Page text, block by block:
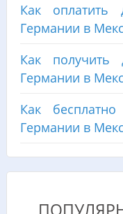
Как оплатить
Германии в
Как получить
Германии в
Как
Германии в